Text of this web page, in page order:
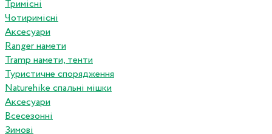
Тримісні
Чотиримісні
Аксесуари
Ranger намети
Tramp намети, тенти
Туристичне спорядження
Naturehike спальні мішки
Аксесуари
Всесезонні
Зимові